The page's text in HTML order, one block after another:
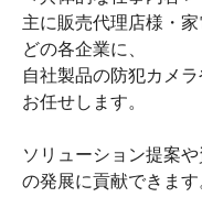
主に販売代理店様・
どの各企業に、
自社製品の防犯カメ
お任せします。
ソリューション提案
の発展に貢献できます